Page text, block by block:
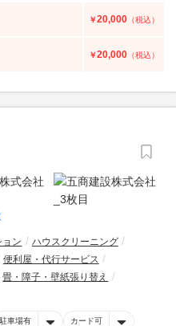
￥20,000 （税込）
￥20,000 （税込）
ン
ハウスクリーニング
便利屋・代行サービス
畳・障子・壁紙張り替え
駐車場有 カード可